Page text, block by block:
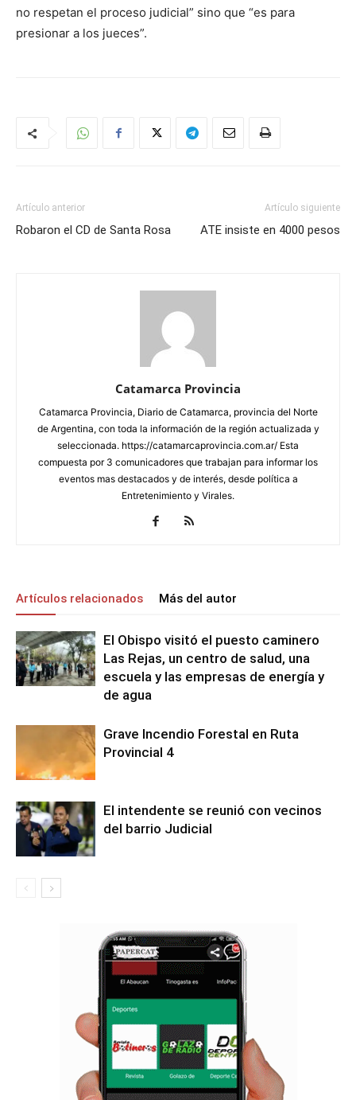
no respetan el proceso judicial” sino que “es para
presionar a los jueces”.
Artículo anterior
Robaron el CD de Santa Rosa
Artículo siguiente
ATE insiste en 4000 pesos
Catamarca Provincia
Catamarca Provincia, Diario de Catamarca, provincia del Norte
de Argentina, con toda la información de la región actualizada y
seleccionada. https://catamarcaprovincia.com.ar/ Esta
compuesta por 3 comunicadores que trabajan para informar los
eventos mas destacados y de interés, desde política a
Entretenimiento y Virales.
Artículos relacionados Más del autor
El Obispo visitó el puesto caminero
Las Rejas, un centro de salud, una
escuela y las empresas de energía y
de agua
Grave Incendio Forestal en Ruta
Provincial 4
El intendente se reunió con vecinos
del barrio Judicial